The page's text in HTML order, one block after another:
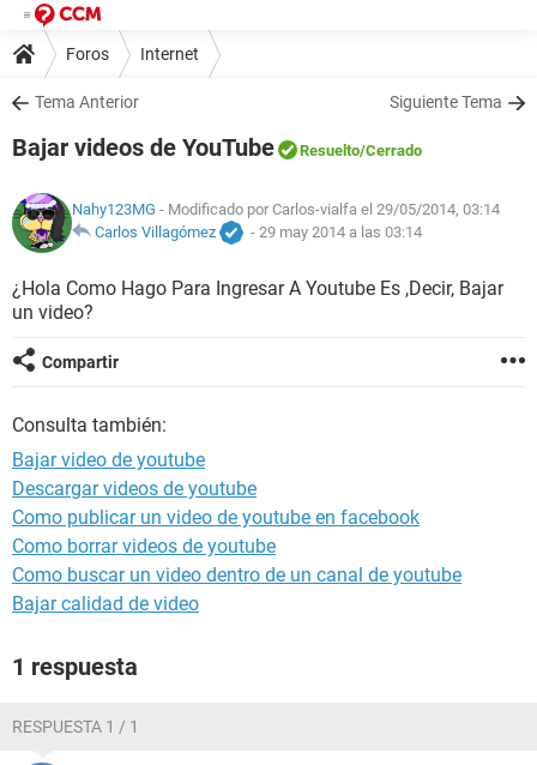
Foros Internet
Tema Anterior Siguiente Tema
Bajar videos de YouTube Resuelto/Cerrado
Nahy123MG - Modificado por Carlos-vialfa el 29/05/2014, 03:14
Carlos Villagómez
- 29 may 2014 a las 03:14
¿Hola Como Hago Para Ingresar A Youtube Es ,Decir, Bajar
un video?
Compartir
Consulta también:
Bajar video de youtube
Descargar videos de youtube
Como publicar un video de youtube en facebook
Como borrar videos de youtube
Como buscar un video dentro de un canal de youtube
Bajar calidad de video
1 respuesta
RESPUESTA 1 / 1